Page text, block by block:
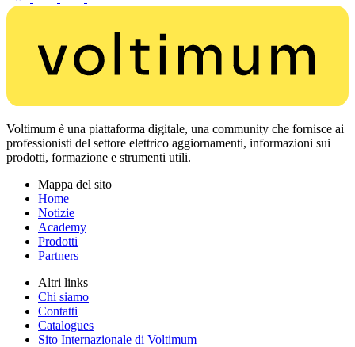
Voltimum è una piattaforma digitale, una community che fornisce ai
professionisti del settore elettrico aggiornamenti, informazioni sui
prodotti, formazione e strumenti utili.
Mappa del sito
Home
Notizie
Academy
Prodotti
Partners
Altri links
Chi siamo
Contatti
Catalogues
Sito Internazionale di Voltimum